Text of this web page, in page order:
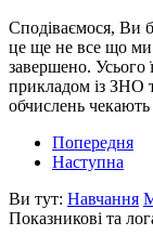
Сподіваємося, Ви
це ще не все що ми
завершено. Усього
прикладом із ЗНО
обчислень
Попередня
Наступна
Ви тут: Навчання
Показникові та